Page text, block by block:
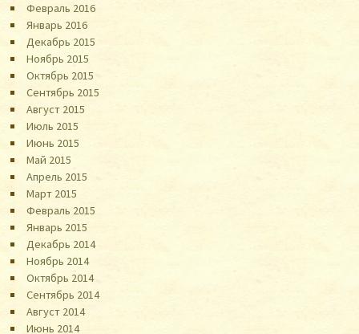
Февраль 2016
Январь 2016
Декабрь 2015
Ноябрь 2015
Октябрь 2015
Сентябрь 2015
Август 2015
Июль 2015
Июнь 2015
Май 2015
Апрель 2015
Март 2015
Февраль 2015
Январь 2015
Декабрь 2014
Ноябрь 2014
Октябрь 2014
Сентябрь 2014
Август 2014
Июнь 2014